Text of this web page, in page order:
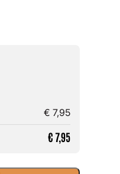
€ 7,95
€ 7,95